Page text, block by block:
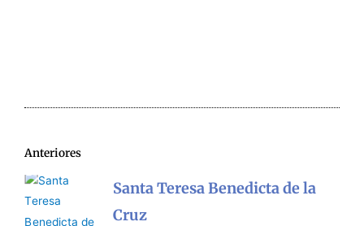
Anteriores
Santa Teresa Benedicta de la
Cruz